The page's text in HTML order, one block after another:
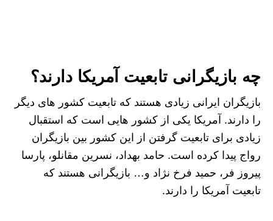
چه بازیگرانی تابعیت آمریکا دارند؟
بازیگران ایرانی زیادی هستند که تابعیت کشور های دیگر
را دارند. آمریکا یکی از کشور هایی است که استقبال
زیادی برای تابعیت گرفتن از این کشور بین بازیگران
رواج پیدا کرده است. حامد بهداد، نسرین مقانلو، پارسا
پیروز فر، حمید فرخ نژاد و… بازیگرانی هستند که
تابعیت آمریکا را دارند.